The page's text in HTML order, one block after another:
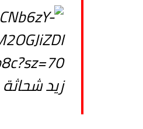
زيد شحاثة